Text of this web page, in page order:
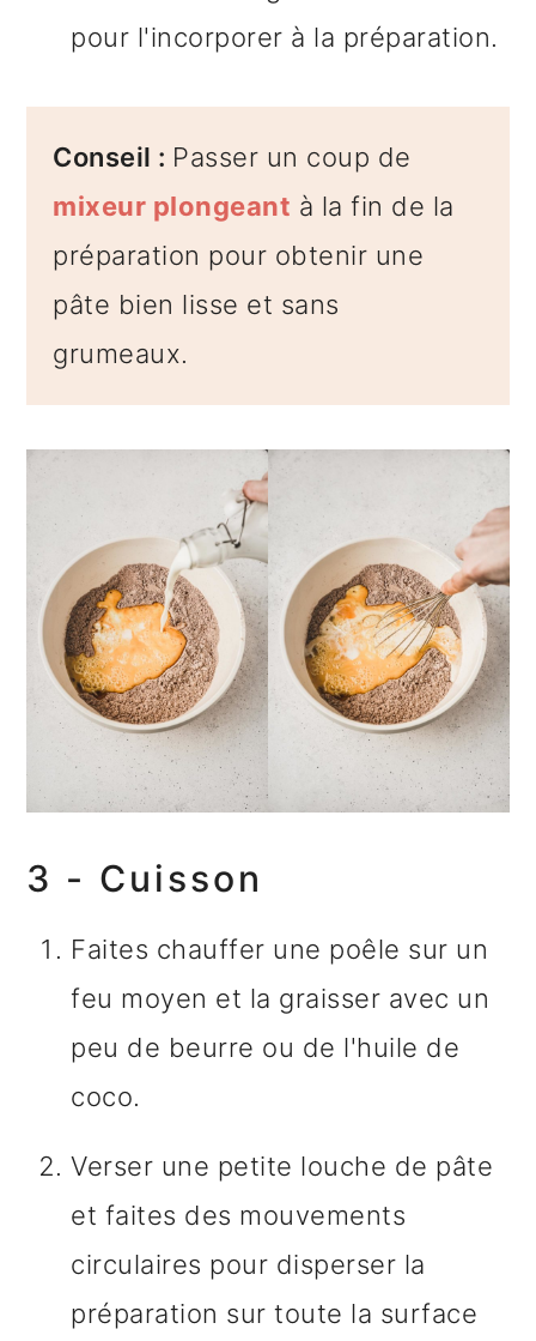
pour l'incorporer à la préparation.
Conseil : Passer un coup de
mixeur plongeant à la fin de la
préparation pour obtenir une
pâte bien lisse et sans
grumeaux.
3 - Cuisson
Faites chauffer une poêle sur un
feu moyen et la graisser avec un
peu de beurre ou de l'huile de
coco.
Verser une petite louche de pâte
et faites des mouvements
circulaires pour disperser la
préparation sur toute la surface